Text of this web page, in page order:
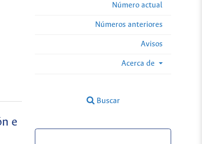
Número actual
Números anteriores
Avisos
Acerca de
Buscar
e